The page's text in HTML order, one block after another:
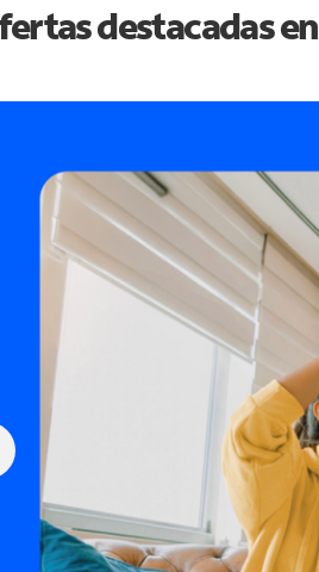
destacadas en